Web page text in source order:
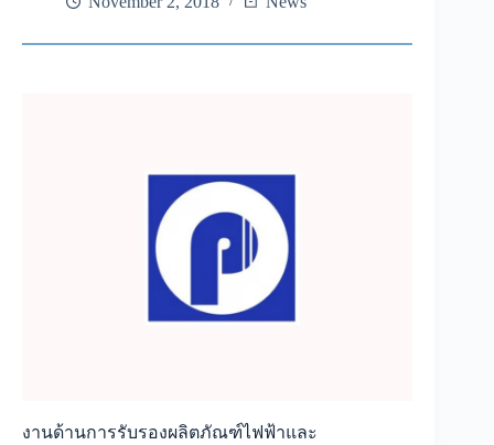
งานด้านการรับรองผลิตภัณฑ์ไฟฟ้าและ